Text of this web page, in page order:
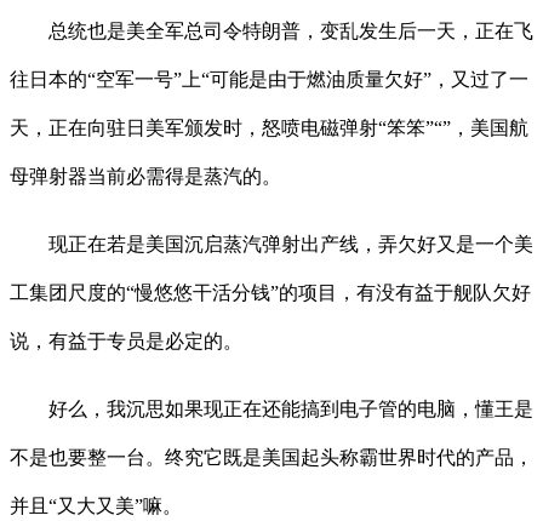
总统也是美全军总司令特朗普，变乱发生后一天，正在飞
往日本的“空军一号”上“可能是由于燃油质量欠好”，又过了一
天，正在向驻日美军颁发时，怒喷电磁弹射“笨笨”“”，美国航
母弹射器当前必需得是蒸汽的。
现正在若是美国沉启蒸汽弹射出产线，弄欠好又是一个美
工集团尺度的“慢悠悠干活分钱”的项目，有没有益于舰队欠好
说，有益于专员是必定的。
好么，我沉思如果现正在还能搞到电子管的电脑，懂王是
不是也要整一台。终究它既是美国起头称霸世界时代的产品，
并且“又大又美”嘛。